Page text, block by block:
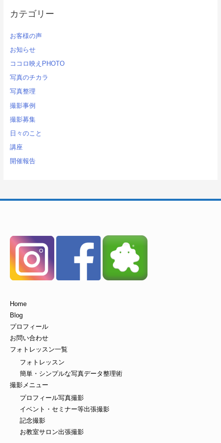
カテゴリー
お客様の声
お知らせ
ココロ映えPHOTO
写真のチカラ
写真整理
撮影事例
撮影募集
日々のこと
講座
開催報告
Home
Blog
プロフィール
お問い合わせ
フォトレッスン一覧
フォトレッスン
簡単・シンプルな写真データ整理術
撮影メニュー
プロフィール写真撮影
イベント・セミナー等出張撮影
記念撮影
お教室サロン出張撮影